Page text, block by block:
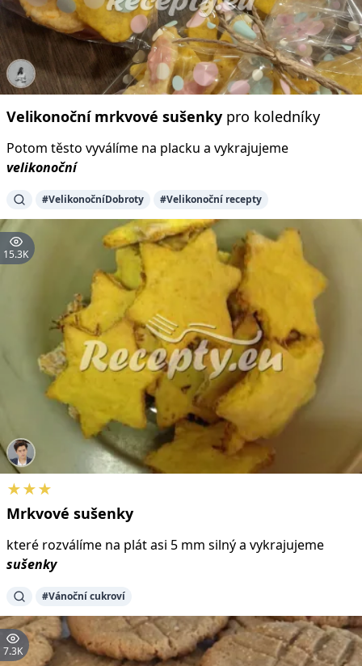
Velikonoční mrkvové sušenky pro koledníky
Potom těsto vyválíme na placku a vykrajujeme
velikonoční
#VelikonočníDobroty #Velikonoční recepty
15.3K
★★★
Mrkvové sušenky
které rozválíme na plát asi 5 mm silný a vykrajujeme
sušenky
#Vánoční cukroví
7.3K